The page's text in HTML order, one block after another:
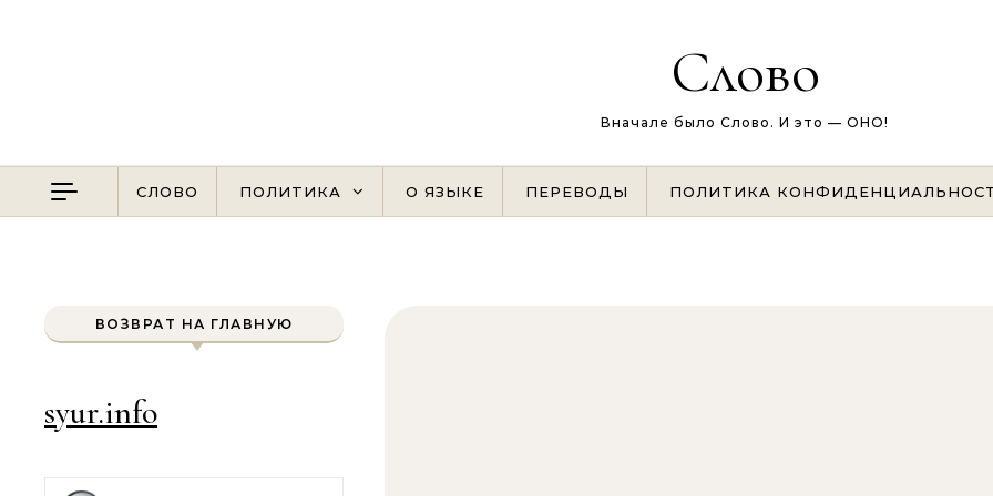
Слово
Вначале было Слово. И это — ОНО!
СЛОВО ПОЛИТИКА О ЯЗЫКЕ ПЕРЕВОДЫ ПОЛИТИКА
ВОЗВРАТ НА ГЛАВНУЮ
syur.info